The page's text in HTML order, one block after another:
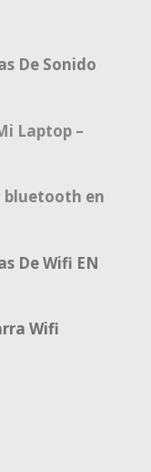
De Sonido
Laptop –
en
De Wifi EN
Wifi